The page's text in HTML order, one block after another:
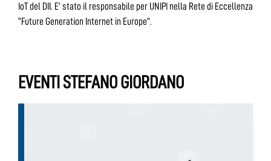
IoT del DII. E’ stato il responsabile per UNIPI nella Rete di Eccellenza
“Future Generation Internet in Europe”.
EVENTI STEFANO GIORDANO